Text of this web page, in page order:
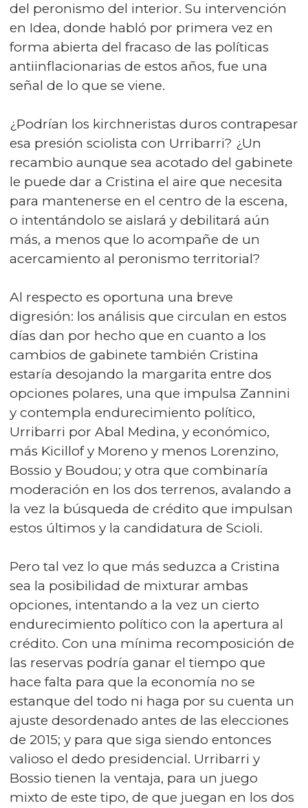
del peronismo del interior. Su intervención
en Idea, donde habló por primera vez en
forma abierta del fracaso de las políticas
antiinflacionarias de estos años, fue una
señal de lo que se viene.
¿Podrían los kirchneristas duros contrapesar
esa presión sciolista con Urribarri? ¿Un
recambio aunque sea acotado del gabinete
le puede dar a Cristina el aire que necesita
para mantenerse en el centro de la escena,
o intentándolo se aislará y debilitará aún
más, a menos que lo acompañe de un
acercamiento al peronismo territorial?
Al respecto es oportuna una breve
digresión: los análisis que circulan en estos
días dan por hecho que en cuanto a los
cambios de gabinete también Cristina
estaría desojando la margarita entre dos
opciones polares, una que impulsa Zannini
y contempla endurecimiento político,
Urribarri por Abal Medina, y económico,
más Kicillof y Moreno y menos Lorenzino,
Bossio y Boudou; y otra que combinaría
moderación en los dos terrenos, avalando a
la vez la búsqueda de crédito que impulsan
estos últimos y la candidatura de Scioli.
Pero tal vez lo que más seduzca a Cristina
sea la posibilidad de mixturar ambas
opciones, intentando a la vez un cierto
endurecimiento político con la apertura al
crédito. Con una mínima recomposición de
las reservas podría ganar el tiempo que
hace falta para que la economía no se
estanque del todo ni haga por su cuenta un
ajuste desordenado antes de las elecciones
de 2015; y para que siga siendo entonces
valioso el dedo presidencial. Urribarri y
Bossio tienen la ventaja, para un juego
mixto de este tipo, de que juegan en los dos